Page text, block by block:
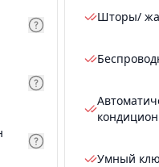
Шторы/
Умный